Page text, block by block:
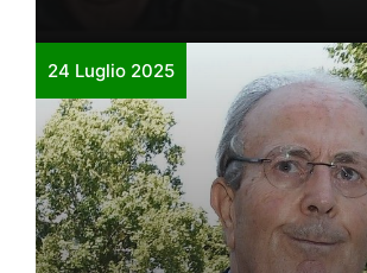
24 Luglio 2025